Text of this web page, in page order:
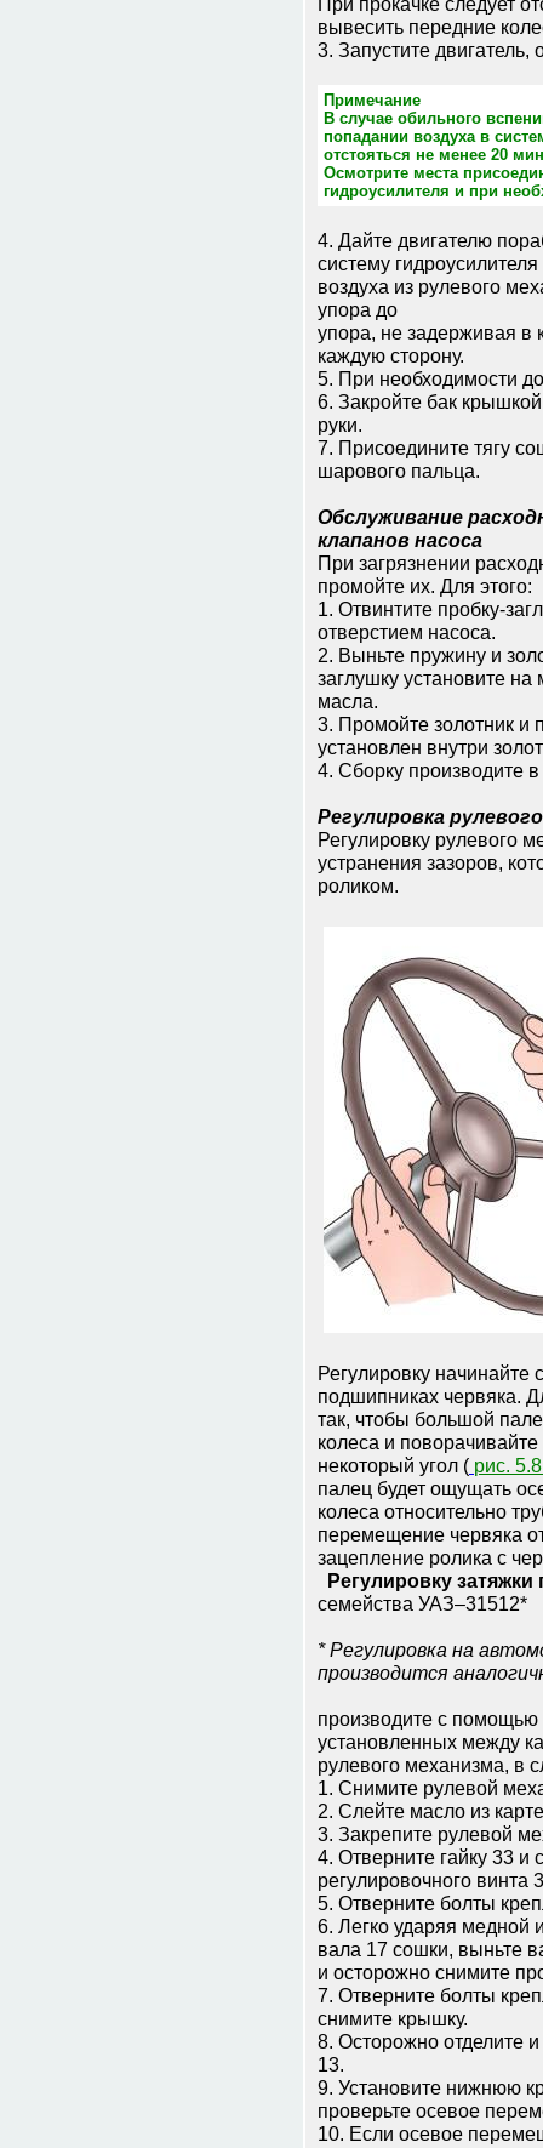
вывесить передние
3. Запустите
Примечание
В случае обильного
попадании воздуха в
отстояться не менее 20
Осмотрите места
гидроусилителя и при
4. Дайте двигателю
систему
воздуха из рулевого
упора до
упора, не задерживая в
каждую сторону.
5. При необходимости
6. Закройте бак
руки.
7. Присоедините тягу
шарового пальца.
Обслуживание
клапанов насоса
При загрязнении
промойте их. Для этого:
1. Отвинтите пробку-
отверстием насоса.
2. Выньте пружину и
заглушку установите на
масла.
3. Промойте золотник и
установлен внутри
4. Сборку производите
Регулировка
Регулировку рулевого
устранения зазоров,
роликом.
Регулировку начинайте
подшипниках червяка.
так, чтобы большой
колеса и
некоторый угол ( рис. 5.8
палец будет ощущать
колеса относительно
перемещение червяка
зацепление ролика с
Регулировку
семейства УАЗ–31512*
* Регулировка на
производится
производите с
установленных между
рулевого механизма, в
1. Снимите рулевой
2. Слейте масло из
3. Закрепите рулевой
4. Отверните гайку 33
регулировочного винта
5. Отверните болты
6. Легко ударяя медной
вала 17 сошки, выньте
и осторожно снимите
7. Отверните болты
снимите крышку.
8. Осторожно отделите
13.
9. Установите нижнюю
проверьте осевое
10. Если осевое